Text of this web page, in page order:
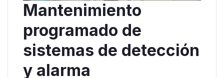
Mantenimiento
programado de
sistemas de detección
y alarma